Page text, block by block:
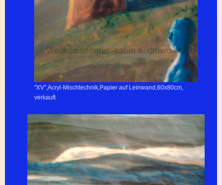
"XV",Acryl-Mischtechnik,Papier auf Leinwand,60x80cm,
verkauft